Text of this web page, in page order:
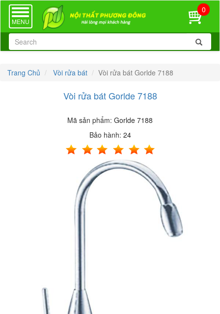
TOGGLE
NAVIGATION
MENU
0
Trang Chủ Vòi rửa bát Vòi rửa bát Gorlde 7188
Vòi rửa bát Gorlde 7188
Mã sản phẩm: Gorlde 7188
Bảo hành: 24